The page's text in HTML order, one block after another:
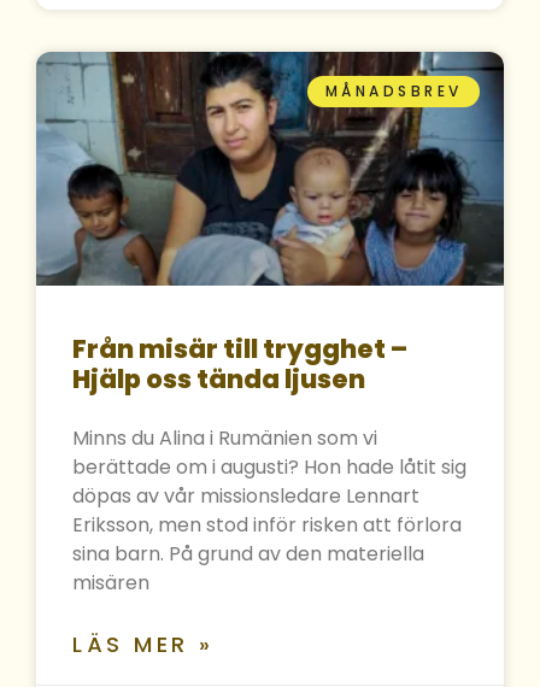
MÅNADSBREV
Från misär till trygghet –
Hjälp oss tända ljusen
Minns du Alina i Rumänien som vi
berättade om i augusti? Hon hade låtit sig
döpas av vår missionsledare Lennart
Eriksson, men stod inför risken att förlora
sina barn. På grund av den materiella
misären
LÄS MER »